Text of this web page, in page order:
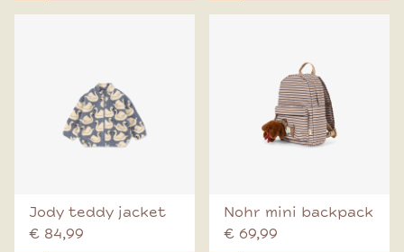
Jody teddy jacket
€ 84,99
Nohr mini backpack
€ 69,99